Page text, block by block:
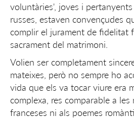
voluntàries', joves i
russes, estaven convençudes
complir el jurament de fidelitat
sacrament del matrimoni.
Volien ser completament
mateixes, però no sempre ho
vida que els va tocar viure era
complexa, res comparable a les
franceses ni als poemes